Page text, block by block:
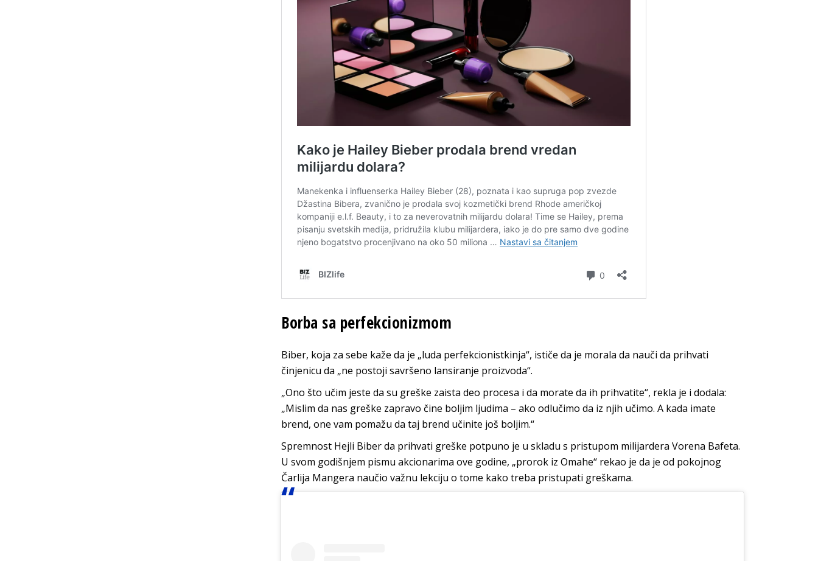
Borba sa perfekcionizmom
Biber, koja za sebe kaže da je „luda perfekcionistkinja“, ističe da je morala da nauči da prihvati
činjenicu da „ne postoji savršeno lansiranje proizvoda“.
„Ono što učim jeste da su greške zaista deo procesa i da morate da ih prihvatite“, rekla je i dodala:
„Mislim da nas greške zapravo čine boljim ljudima – ako odlučimo da iz njih učimo. A kada imate
brend, one vam pomažu da taj brend učinite još boljim.“
Spremnost Hejli Biber da prihvati greške potpuno je u skladu s pristupom milijardera Vorena Bafeta.
U svom godišnjem pismu akcionarima ove godine, „prorok iz Omahe“ rekao je da je od pokojnog
Čarlija Mangera naučio važnu lekciju o tome kako treba pristupati greškama.